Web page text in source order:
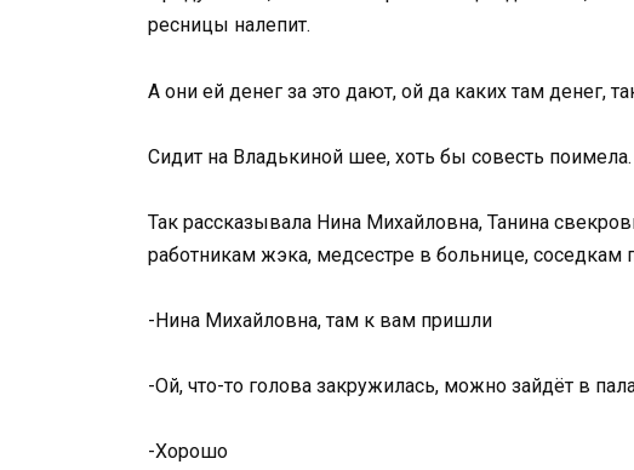
ресницы налепит.
А они ей денег за это дают, ой да каких там денег,
Сидит на Владькиной шее, хоть бы совесть поимела.
Так рассказывала Нина Михайловна, Танина
работникам жэка, медсестре в больнице, соседкам
-Нина Михайловна, там к вам пришли
-Ой, что-то голова закружилась, можно зайдёт в
-Хорошо